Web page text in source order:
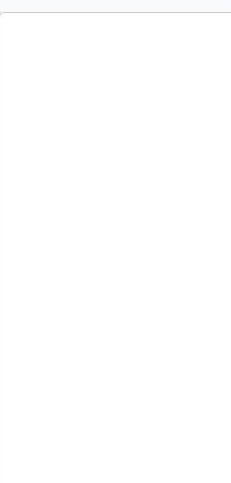
1973
PER2 -
PER3 -
PER5 -
PER6 -
PER7 -
PER8 - Le